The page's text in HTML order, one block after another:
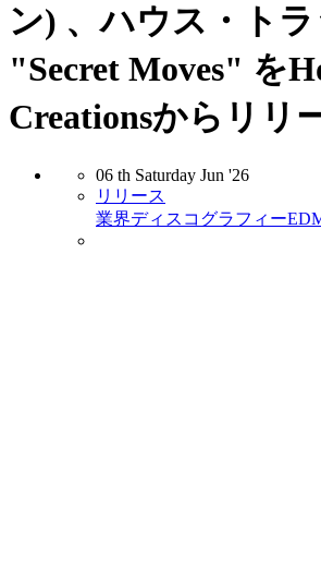
ン) 、ハウス・トラ
"Secret Moves" を
Creationsからリリ
06 th Saturday Jun '26
リリース
業界ディスコグラフィー